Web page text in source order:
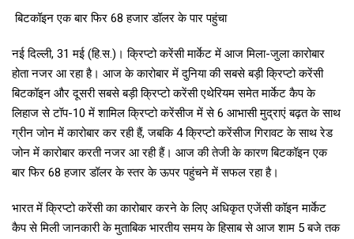
बिटकॉइन एक बार फिर 68 हजार डॉलर के पार पहुंचा
नई दिल्ली, 31 मई (हि.स.)। क्रिप्टो करेंसी मार्केट में आज मिला-जुला कारोबार
होता नजर आ रहा है। आज के कारोबार में दुनिया की सबसे बड़ी क्रिप्टो करेंसी
बिटकॉइन और दूसरी सबसे बड़ी क्रिप्टो करेंसी एथेरियम समेत मार्केट कैप के
लिहाज से टॉप-10 में शामिल क्रिप्टो करेंसीज में से 6 आभासी मुद्राएं बढ़त के साथ
ग्रीन जोन में कारोबार कर रही हैं, जबकि 4 क्रिप्टो करेंसीज गिरावट के साथ रेड
जोन में कारोबार करती नजर आ रही हैं। आज की तेजी के कारण बिटकॉइन एक
बार फिर 68 हजार डॉलर के स्तर के ऊपर पहुंचने में सफल रहा है।
भारत में क्रिप्टो करेंसी का कारोबार करने के लिए अधिकृत एजेंसी कॉइन मार्केट
कैप से मिली जानकारी के मुताबिक भारतीय समय के हिसाब से आज शाम 5 बजे तक